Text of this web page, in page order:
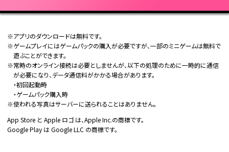
※アプリのダウンロードは無料です。
※ゲームプレイにはゲームパックの購入が必要ですが、一部のミニゲームは無料で
遊ぶことができます。
※常時のオンライン接続は必要としませんが、以下の処理のために一時的に通信
が必要になり、データ通信料がかかる場合があります。
・初回起動時
・ゲームパック購入時
※使われる写真はサーバーに送られることはありません。
App Store と Apple ロゴ は、Apple Inc.の商標です。
Google Play は Google LLC の商標です。